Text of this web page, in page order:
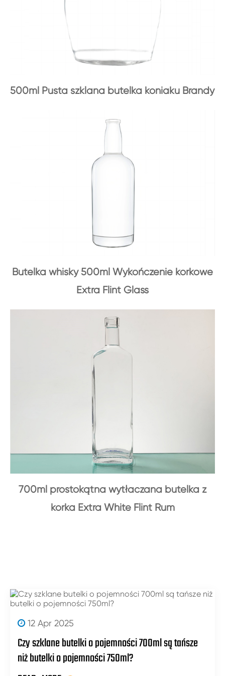
500ml Pusta szklana butelka koniaku Brandy
Butelka whisky 500ml Wykończenie korkowe
Extra Flint Glass
700ml prostokątna wytłaczana butelka z
korka Extra White Flint Rum
12 Apr 2025
Czy szklane butelki o pojemności 700ml są tańsze
niż butelki o pojemności 750ml?